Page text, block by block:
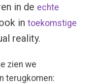
in de echte
intoekomstige
reality.
zien we
terugkomen: